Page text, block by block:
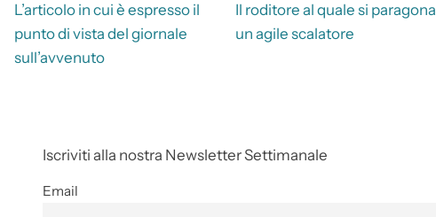
L’articolo in cui è espresso il
punto di vista del giornale
sull’avvenuto
Il roditore al quale si paragona
un agile scalatore
Iscriviti alla nostra Newsletter Settimanale
Email